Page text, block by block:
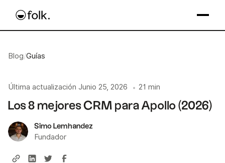
Blog/Guías
Última actualización Junio 25, 2026 • 21 min
Los 8 mejores CRM para Apollo (2026)
Simo Lemhandez
Fundador